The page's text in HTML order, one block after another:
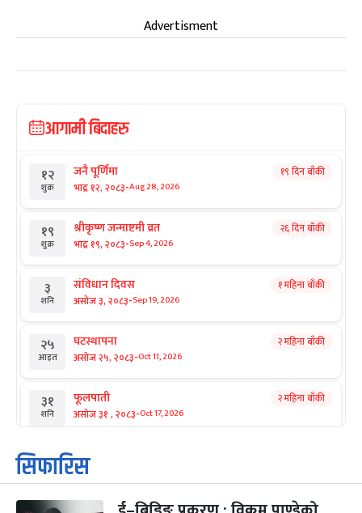
Advertisment
आगामी बिदाहरु
१२
शुक्र
जनै पूर्णिमा
भाद्र १२, २०८३-Aug 28, 2026
१९ दिन बाँकी
१९
शुक्र
श्रीकृष्ण जन्माष्टमी व्रत
भाद्र १९, २०८३-Sep 4, 2026
२६ दिन बाँकी
३
शनि
संविधान दिवस
असोज ३, २०८३-Sep 19, 2026
१ महिना बाँकी
२५
आइत
घटस्थापना
असोज २५, २०८३-Oct 11, 2026
२ महिना बाँकी
३१
शनि
फूलपाती
असोज ३१ , २०८३-Oct 17, 2026
२ महिना बाँकी
१
आइत
कार्तिक सङ्क्रान्ति
कार्तिक १, २०८३
सिफारिस